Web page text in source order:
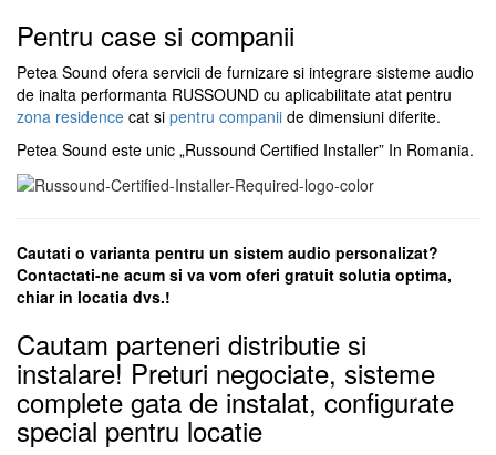
Pentru case si companii
Petea Sound ofera servicii de furnizare si integrare sisteme audio
de inalta performanta RUSSOUND cu aplicabilitate atat pentru
zona residence cat si pentru companii de dimensiuni diferite.
Petea Sound este unic „Russound Certified Installer” In Romania.
Cautati o varianta pentru un sistem audio personalizat?
Contactati-ne acum si va vom oferi gratuit solutia optima,
chiar in locatia dvs.!
Cautam parteneri distributie si
instalare! Preturi negociate, sisteme
complete gata de instalat, configurate
special pentru locatie